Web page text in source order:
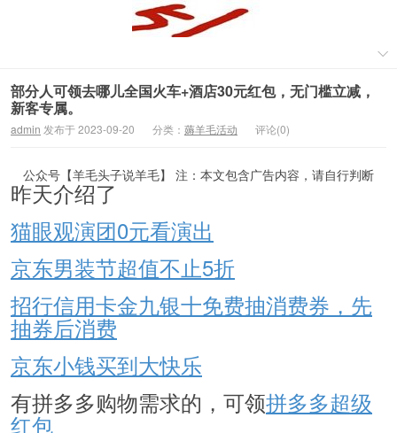
​部分人可领去哪儿全国火车+酒店30元红包，无门槛立减，
新客专属。
admin 发布于 2023-09-20 分类： 薅羊毛活动 评论(0)
公众号【羊毛头子说羊毛】 注：本文包含广告内容，请自行判断
昨天介绍了
猫眼观演团0元看演出
京东男装节超值不止5折
招行信用卡金九银十免费抽消费券，先
抽券后消费
京东小钱买到大快乐
有拼多多购物需求的，可领拼多多超级
红包